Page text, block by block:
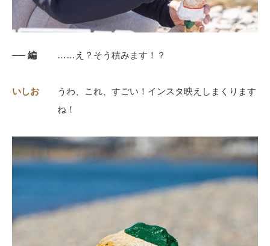
── 編 ……え？そう積みます！？
いしお
うわ、これ、すごい！インスタ映えしまくります
ね！